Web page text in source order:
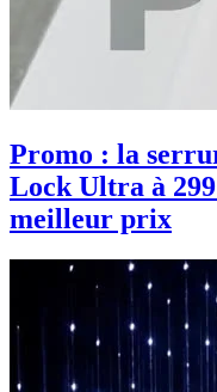
Promo : la
Lock Ultra à
meilleur prix